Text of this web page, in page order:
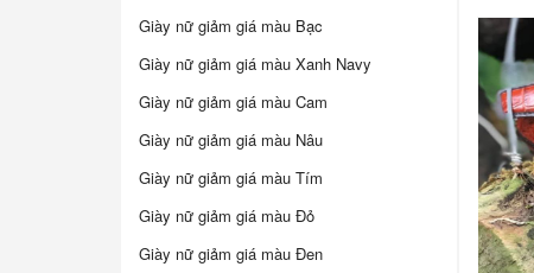
Giày nữ giảm giá màu Bạc
Giày nữ giảm giá màu Xanh Navy
Giày nữ giảm giá màu Cam
Giày nữ giảm giá màu Nâu
Giày nữ giảm giá màu Tím
Giày nữ giảm giá màu Đỏ
Giày nữ giảm giá màu Đen